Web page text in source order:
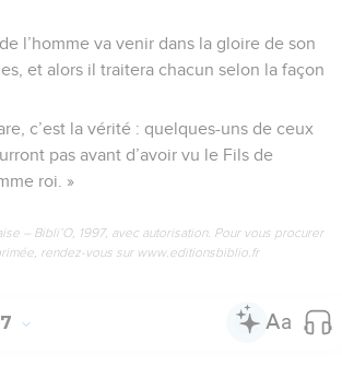
l’homme va venir dans la gloire de son
et alors il traitera chacun selon la façon
c’est la vérité : quelques-uns de ceux
pas avant d’avoir vu le Fils de
roi. »
– Bibli’O, 1997, avec autorisation. Pour vous procurer
rendez-vous sur www.editionsbiblio.fr